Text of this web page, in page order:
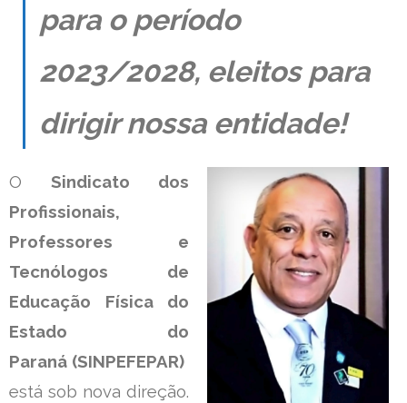
Contato
para o período
2023/2028, eleitos para
dirigir nossa entidade!
O Sindicato dos
Profissionais,
Professores e
Tecnólogos de
Educação Física do
Estado do
Paraná (SINPEFEPAR)
está sob nova direção.